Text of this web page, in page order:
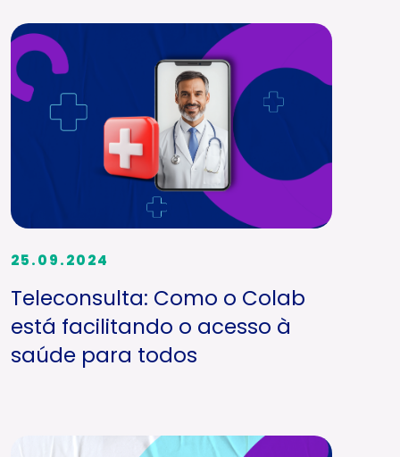
25.09.2024
Teleconsulta: Como o Colab
está facilitando o acesso à
saúde para todos